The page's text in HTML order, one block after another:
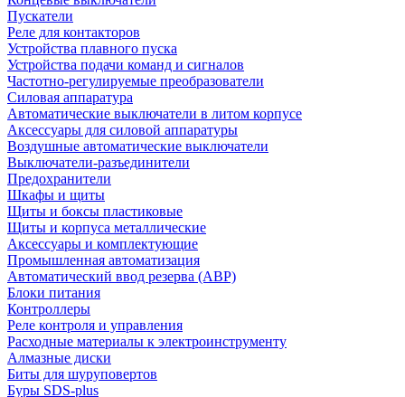
Пускатели
Реле для контакторов
Устройства плавного пуска
Устройства подачи команд и сигналов
Частотно-регулируемые преобразователи
Силовая аппаратура
Автоматические выключатели в литом корпусе
Аксессуары для силовой аппаратуры
Воздушные автоматические выключатели
Выключатели-разъединители
Предохранители
Шкафы и щиты
Щиты и боксы пластиковые
Щиты и корпуса металлические
Аксессуары и комплектующие
Промышленная автоматизация
Автоматический ввод резерва (АВР)
Блоки питания
Контроллеры
Реле контроля и управления
Расходные материалы к электроинструменту
Алмазные диски
Биты для шуруповертов
Буры SDS-plus